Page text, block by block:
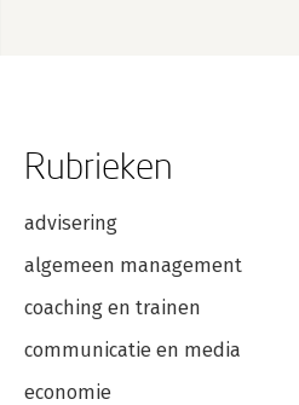
Rubrieken
advisering
algemeen management
coaching en trainen
communicatie en media
economie